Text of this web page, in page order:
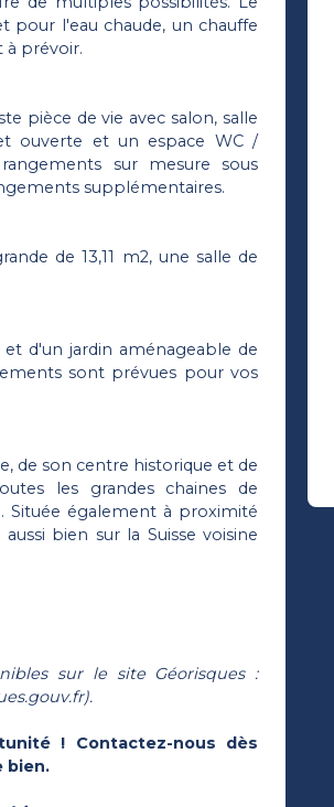
pour l'eau chaude, un chauffe
à prévoir.
pièce de vie avec salon, salle
ouverte et un espace WC /
sur mesure sous
supplémentaires.
de 13,11 m2, une salle de
d'un jardin aménageable de
sont prévues pour vos
de son centre historique et de
les grandes chaines de
Située également à proximité
bien sur la Suisse voisine
sur le site Géorisques :
! Contactez-nous dès
bien.